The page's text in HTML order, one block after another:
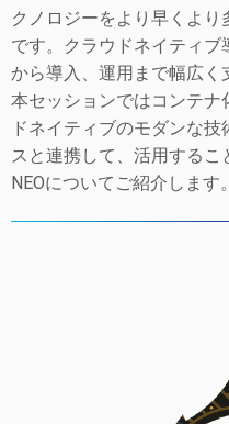
クノロジーをより早くよ
です。クラウドネイティ
から導入、運用まで幅広く
本セッションではコンテナ
ドネイティブのモダンな
スと連携して、活用する
NEOについてご紹介します。